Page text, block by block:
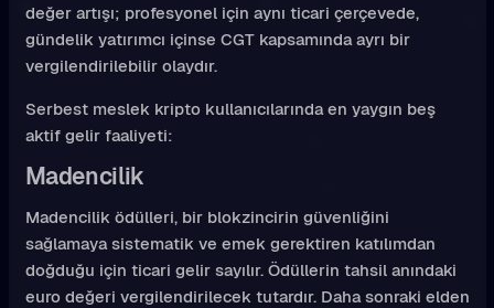
değer artışı; profesyonel için aynı ticari çerçevede,
gündelik yatırımcı içinse CGT kapsamında ayrı bir
vergilendirilebilir olaydır.
Serbest meslek kripto kullanıcılarında en yaygın beş
aktif gelir faaliyeti:
Madencilik
Madencilik ödülleri, bir blokzincirin güvenliğini
sağlamaya sistematik ve emek gerektiren katılımdan
doğduğu için ticari gelir sayılır. Ödüllerin tahsil anındaki
euro değeri vergilendirilecek tutardır. Daha sonraki elden